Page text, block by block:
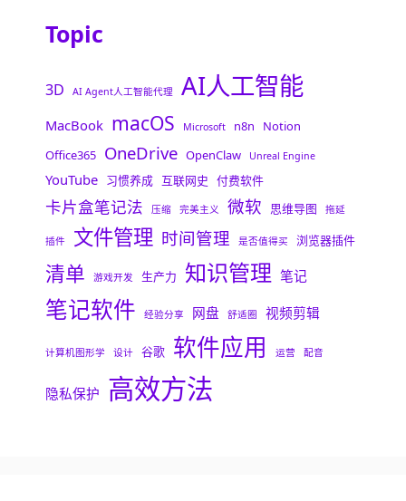
Topic
3D AI Agent人工智能代理 AI人工智能
MacBook macOS Microsoft n8n
Notion
Office365 OneDrive OpenClaw Unreal Engine
YouTube 习惯养成 互联网史 付费软件
卡片盒笔记法 压缩 完美主义 微软 思维导图 拖延
插件 文件管理 时间管理 是否值得买 浏览器插件
清单 游戏开发 生产力 知识管理 笔记
笔记软件 经验分享 网盘 舒适圈 视频剪辑
计算机图形学 设计 谷歌 软件应用 运营 配音
隐私保护 高效方法